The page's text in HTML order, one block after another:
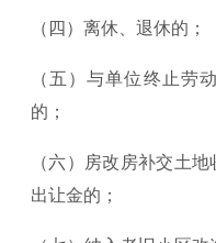
（四）离休、退休的；
（五）与单位终止劳
的；
（六）房改房补交土
出让金的；